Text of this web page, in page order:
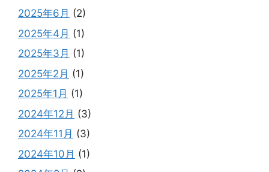
2025年6月 (2)
2025年4月 (1)
2025年3月 (1)
2025年2月 (1)
2025年1月 (1)
2024年12月 (3)
2024年11月 (3)
2024年10月 (1)